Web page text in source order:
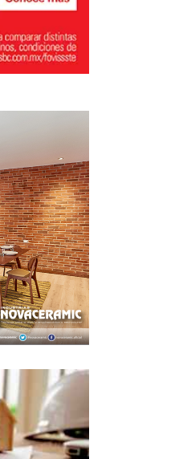
Usos,
Clave
CENTRO URBANO
urgente
Alvos
las
CENTRO URBANO